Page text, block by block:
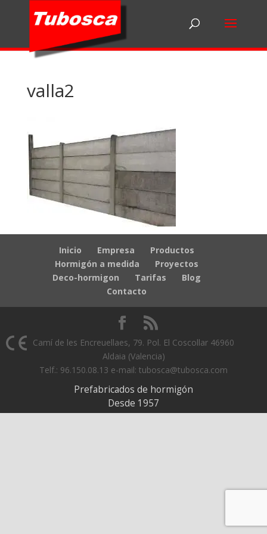
valla2
Inicio Empresa
Productos
Hormigón a medida
Proyectos
Deco-hormigon
Tarifas
Blog
Contacto
Camí de les Encreuellaes, 79. Pol. El Coscollar 46960
Aldaia (Valencia)
Telf.: 96.150.08.13 e-mail: tubosca@tubosca.com
Prefabricados de hormigón
Desde 1957